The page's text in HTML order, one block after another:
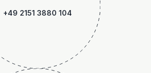
+49 2151 3880 104